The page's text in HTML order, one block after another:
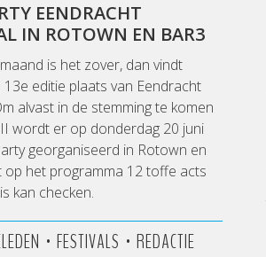
EENDRACHT
IN ROTOWN EN BAR3
is het zover, dan vindt
editie plaats van Eendracht
alvast in de stemming te komen
wordt er op donderdag 20 juni
georganiseerd in Rotown en
op het programma 12 toffe acts
kan checken.
• FESTIVALS • REDACTIE